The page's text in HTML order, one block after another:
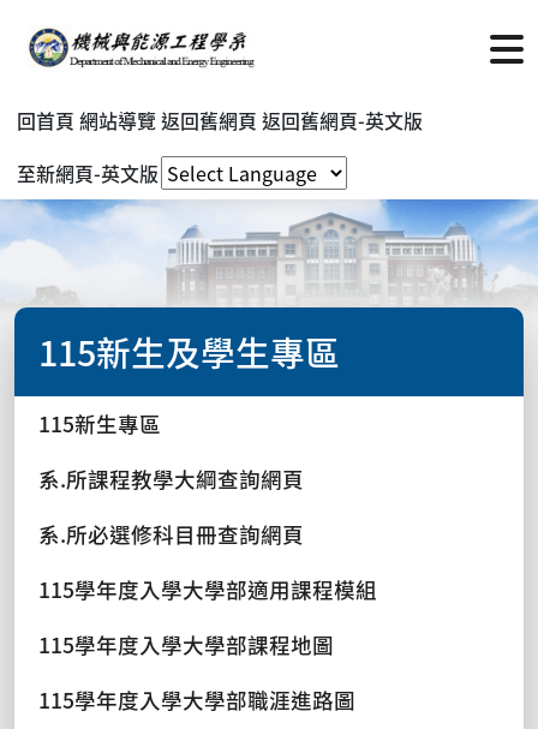
回首頁 網站導覽返回舊網頁 返回舊網頁-英文版
至新網頁-英文版
115新生及學生專區
115新生專區
系.所課程教學大綱查詢網頁
系.所必選修科目冊查詢網頁
115學年度入學大學部適用課程模組
115學年度入學大學部課程地圖
115學年度入學大學部職涯進路圖